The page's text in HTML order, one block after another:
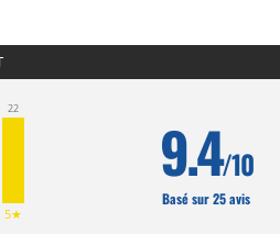
22
5★
9.4/10
Basé sur 25 avis